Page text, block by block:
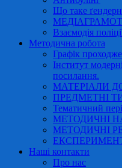
Що таке
Взаємодія
Методична робота
Графік
Інститут
посилання.
МАТЕРІАЛИ
ПРЕДМЕТНІ
Тематичний
МЕТОДИЧНІ
МЕТОДИЧНІ
Наші контакти
Про нас